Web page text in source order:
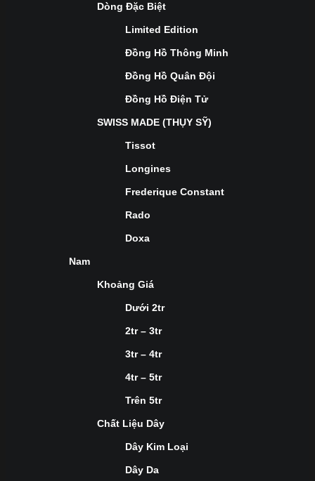
Dòng Đặc Biệt
Limited Edition
Đồng Hồ Thông Minh
Đồng Hồ Quân Đội
Đồng Hồ Điện Tử
SWISS MADE (THỤY SỸ)
Tissot
Longines
Frederique Constant
Rado
Doxa
Nam
Khoảng Giá
Dưới 2tr
2tr – 3tr
3tr – 4tr
4tr – 5tr
Trên 5tr
Chất Liệu Dây
Dây Kim Loại
Dây Da